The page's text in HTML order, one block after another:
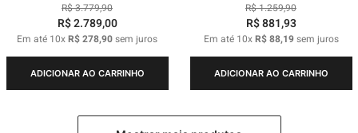
R$3.779,90
R$2.789,00
Em até 10xR$278,90sem juros
ADICIONAR AO CARRINHO
R$1.259,90
R$881,93
Em até 10xR$88,19sem juros
ADICIONAR AO CARRINHO